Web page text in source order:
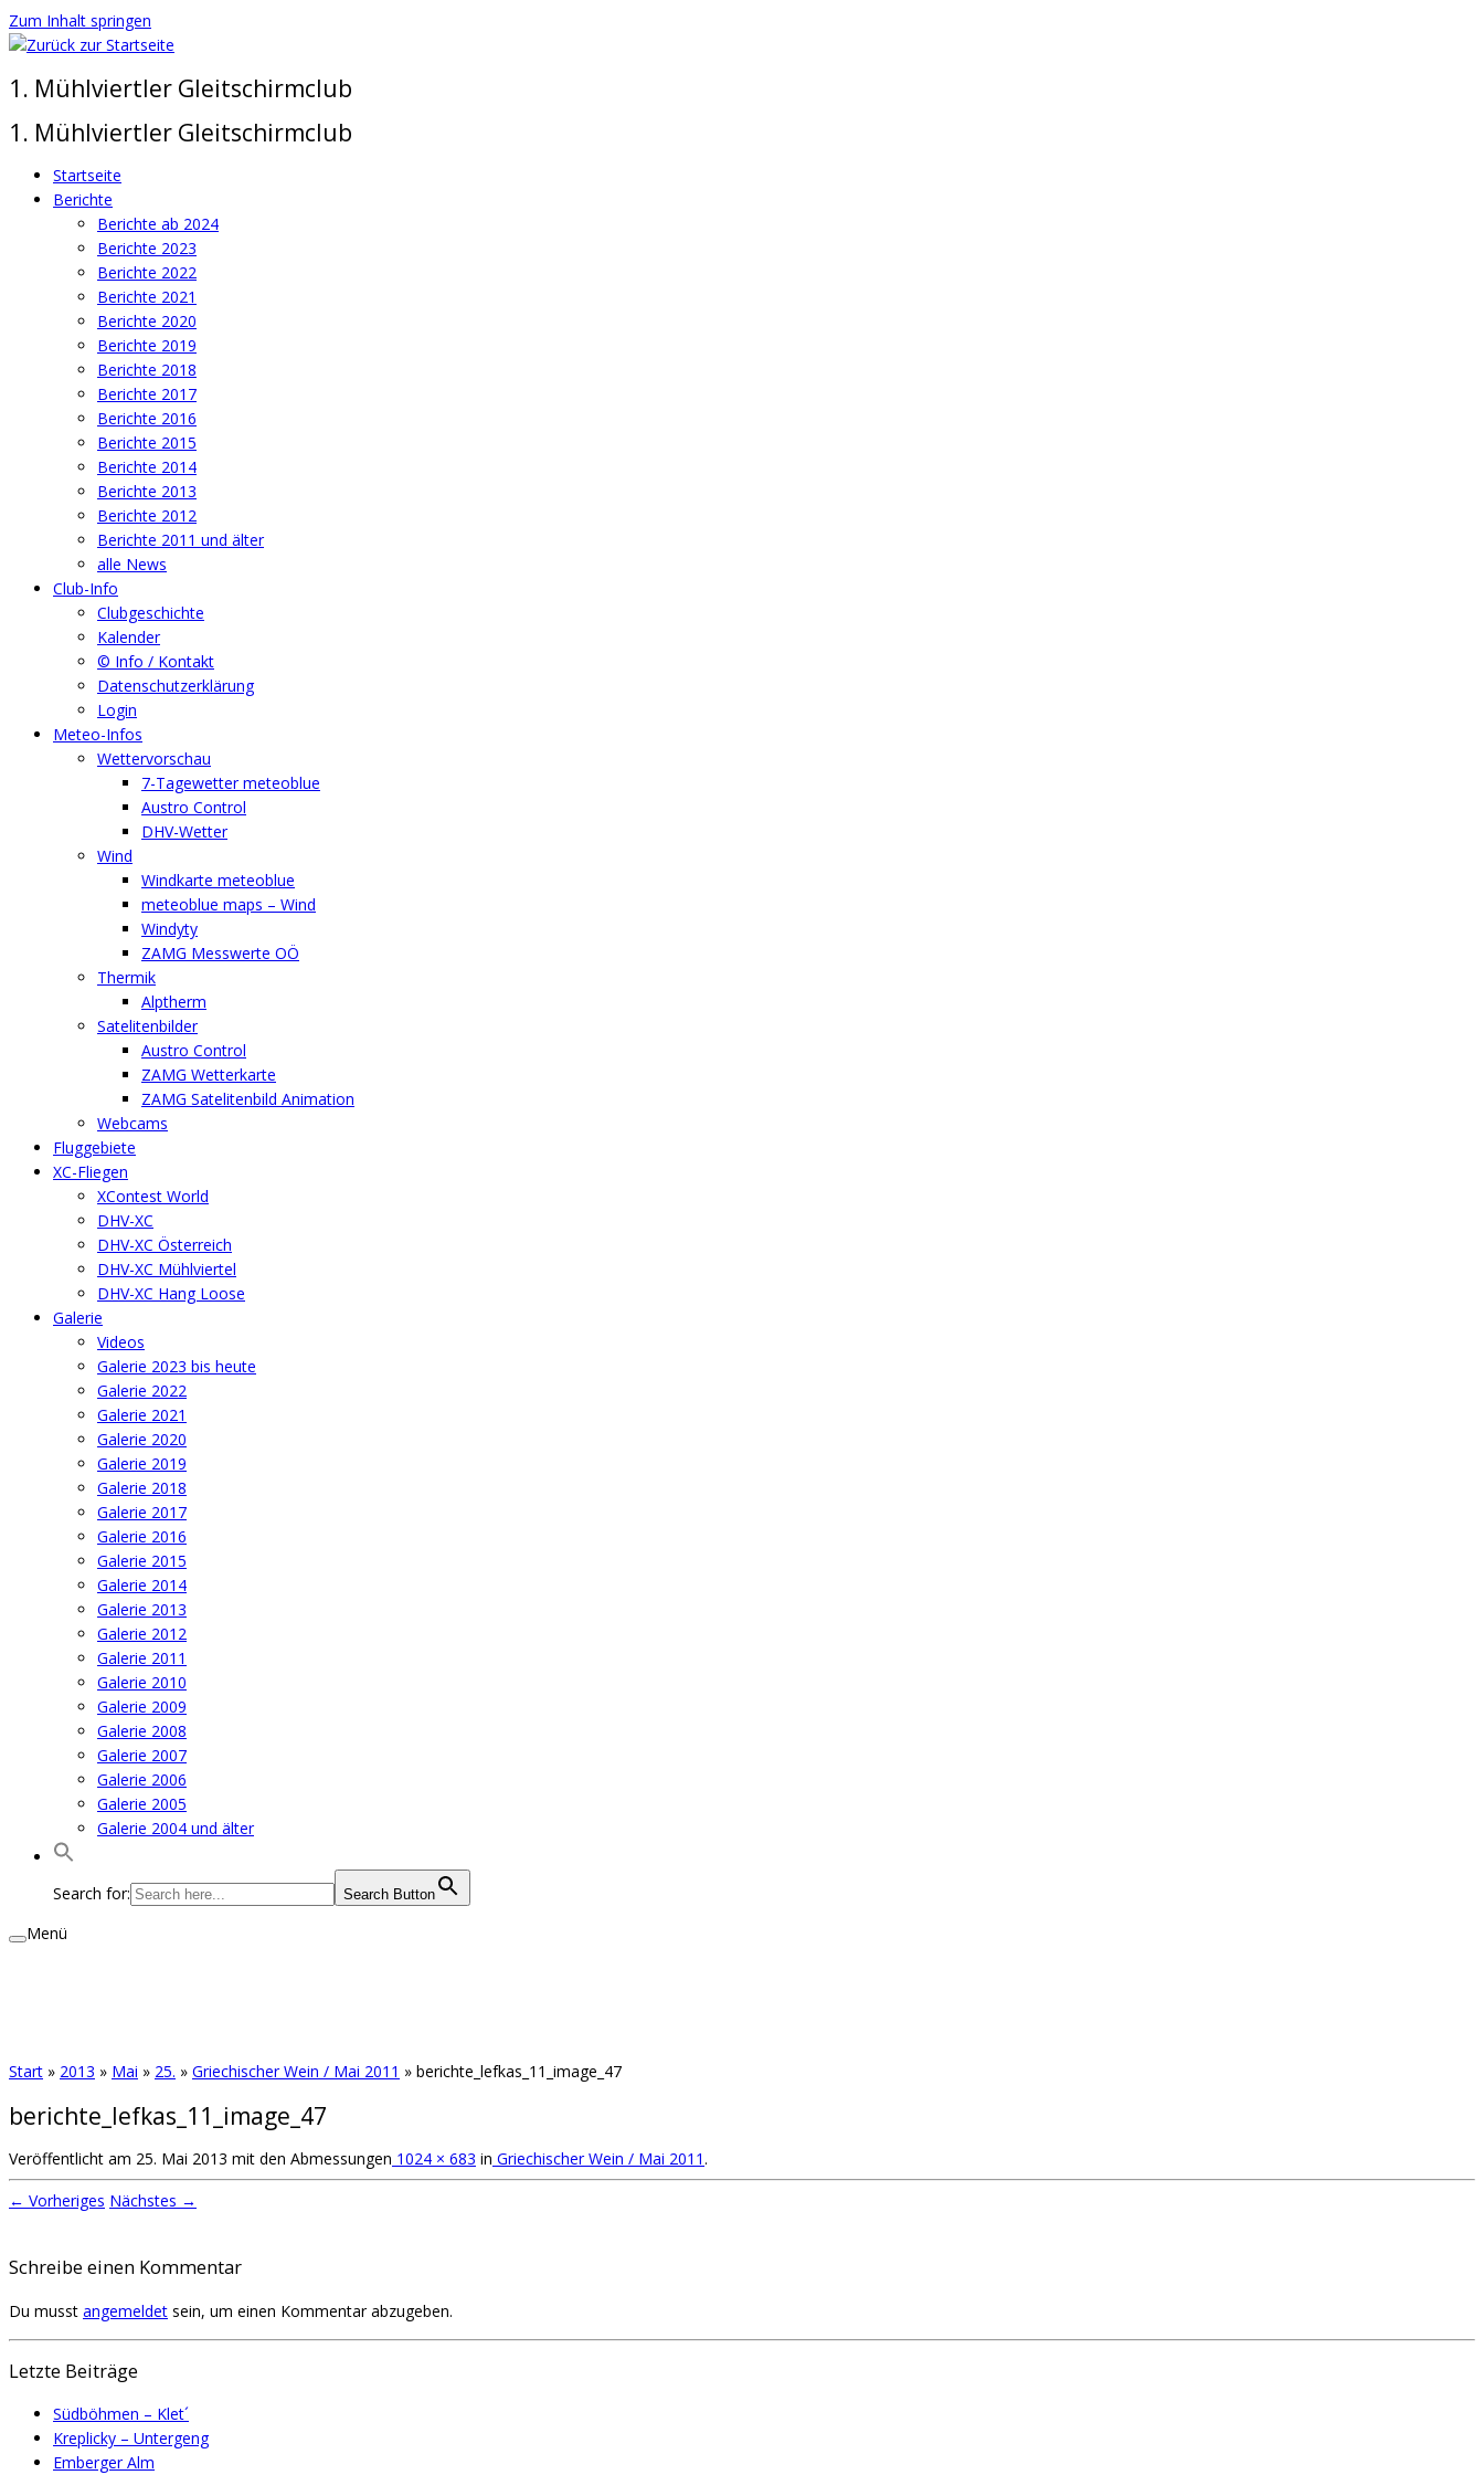
Zum Inhalt springen
1. Mühlviertler Gleitschirmclub
1. Mühlviertler Gleitschirmclub
Startseite
Berichte
Berichte ab 2024
Berichte 2023
Berichte 2022
Berichte 2021
Berichte 2020
Berichte 2019
Berichte 2018
Berichte 2017
Berichte 2016
Berichte 2015
Berichte 2014
Berichte 2013
Berichte 2012
Berichte 2011 und älter
alle News
Club-Info
Clubgeschichte
Kalender
© Info / Kontakt
Datenschutzerklärung
Login
Meteo-Infos
Wettervorschau
7-Tagewetter meteoblue
Austro Control
DHV-Wetter
Wind
Windkarte meteoblue
meteoblue maps – Wind
Windyty
ZAMG Messwerte OÖ
Thermik
Alptherm
Satelitenbilder
Austro Control
ZAMG Wetterkarte
ZAMG Satelitenbild Animation
Webcams
Fluggebiete
XC-Fliegen
XContest World
DHV-XC
DHV-XC Österreich
DHV-XC Mühlviertel
DHV-XC Hang Loose
Galerie
Videos
Galerie 2023 bis heute
Galerie 2022
Galerie 2021
Galerie 2020
Galerie 2019
Galerie 2018
Galerie 2017
Galerie 2016
Galerie 2015
Galerie 2014
Galerie 2013
Galerie 2012
Galerie 2011
Galerie 2010
Galerie 2009
Galerie 2008
Galerie 2007
Galerie 2006
Galerie 2005
Galerie 2004 und älter
Search for: Search Button
Menü
Start » 2013 » Mai » 25. » Griechischer Wein / Mai 2011 » berichte_lefkas_11_image_47
berichte_lefkas_11_image_47
Veröffentlicht am 25. Mai 2013 mit den Abmessungen 1024 × 683 in Griechischer Wein / Mai 2011.
← Vorheriges Nächstes →
Schreibe einen Kommentar
Du musst angemeldet sein, um einen Kommentar abzugeben.
Letzte Beiträge
Südböhmen – Klet´
Kreplicky – Untergeng
Emberger Alm